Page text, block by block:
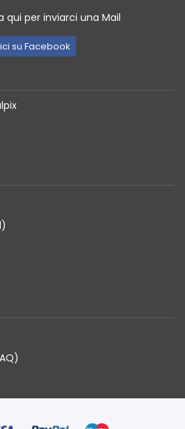
qui per inviarci una Mail
su Facebook